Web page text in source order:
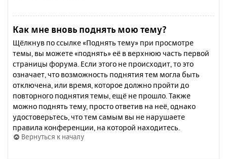
Как мне вновь поднять мою тему?
Щёлкнув по ссылке «Поднять тему» при просмотре
темы, вы можете «поднять» её в верхнюю часть первой
страницы форума. Если этого не происходит, то это
означает, что возможность поднятия тем могла быть
отключена, или время, которое должно пройти до
повторного поднятия темы, ещё не прошло. Также
можно поднять тему, просто ответив на неё, однако
удостоверьтесь, что тем самым вы не нарушаете
правила конференции, на которой находитесь.
Вернуться к началу